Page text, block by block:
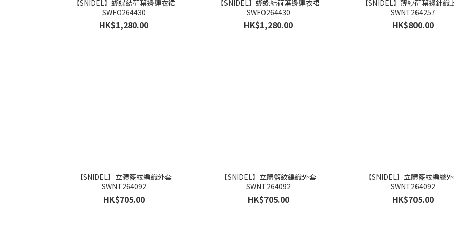
【SNIDEL】蝴蝶結荷葉邊連衣裙
SWFO264430
HK$1,280.00
【SNIDEL】蝴蝶結荷葉邊連衣裙
SWFO264430
HK$1,280.00
【SNIDEL】薄紗荷葉邊針織
SWNT264257
HK$800.00
【SNIDEL】立體籃紋編織外套
SWNT264092
HK$705.00
【SNIDEL】立體籃紋編織外套
SWNT264092
HK$705.00
【SNIDEL】立體籃紋編織
SWNT264092
HK$705.00